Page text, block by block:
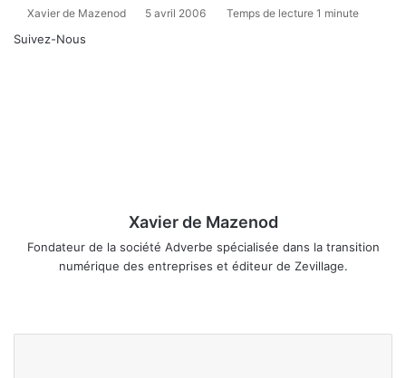
Xavier de Mazenod 5 avril 2006 Temps de lecture 1 minute
Suivez-Nous
Xavier de Mazenod
Fondateur de la société Adverbe spécialisée dans la transition
numérique des entreprises et éditeur de Zevillage.
te bo din ra